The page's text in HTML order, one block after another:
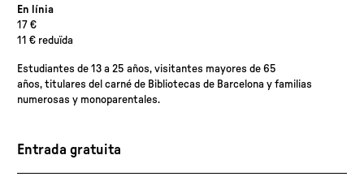
En línia
17 €
11 € reduïda
Estudiantes de 13 a 25 años, visitantes mayores de 65
años, titulares del carné de Bibliotecas de Barcelona y familias
numerosas y monoparentales.
Entrada gratuita